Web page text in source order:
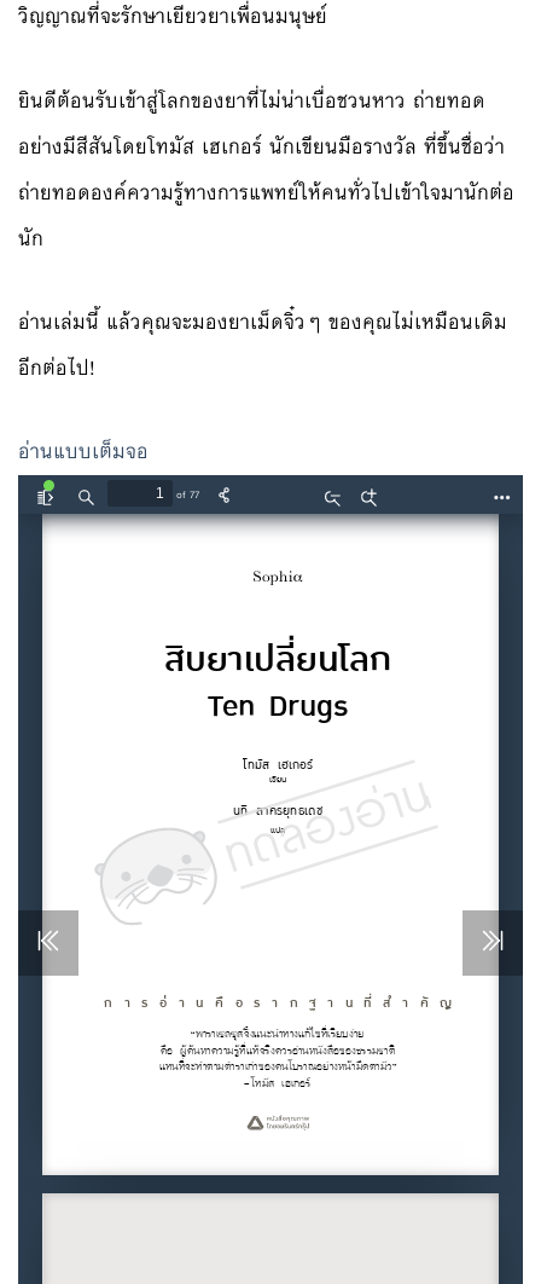
วิญญาณที่จะรักษาเยียวยาเพื่อนมนุษย์
ยินดีต้อนรับเข้าสู่โลกของยาที่ไม่น่าเบื่อชวนหาว ถ่ายทอด
อย่างมีสีสันโดยโทมัส เฮเกอร์ นักเขียนมือรางวัล ที่ขึ้นชื่อว่า
ถ่ายทอดองค์ความรู้ทางการแพทย์ให้คนทั่วไปเข้าใจมานักต่อ
นัก
อ่านเล่มนี้ แล้วคุณจะมองยาเม็ดจิ๋วๆ ของคุณไม่เหมือนเดิม
อีกต่อไป!
อ่านแบบเต็มจอ